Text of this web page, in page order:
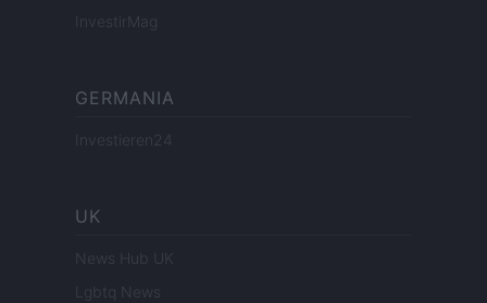
InvestirMag
GERMANIA
Investieren24
UK
News Hub UK
Lgbtq News